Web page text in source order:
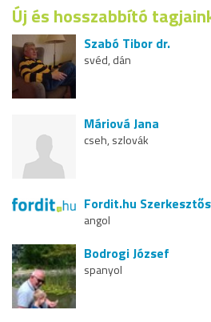
Új és hosszabbító
Szabó Tibor dr.
svéd, dán
Máriová Jana
cseh, szlovák
Fordit.hu
angol
Bodrogi József
spanyol